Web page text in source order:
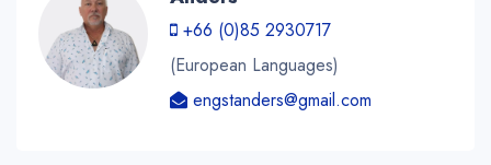
+66 (0)85 2930717
(European Languages)
engstanders@gmail.com